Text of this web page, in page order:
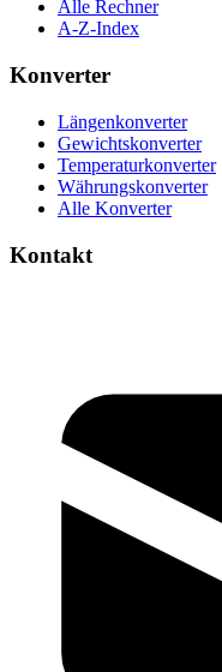
Alle Rechner
A-Z-Index
Konverter
Längenkonverter
Gewichtskonverter
Temperaturkonverter
Währungskonverter
Alle Konverter
Kontakt